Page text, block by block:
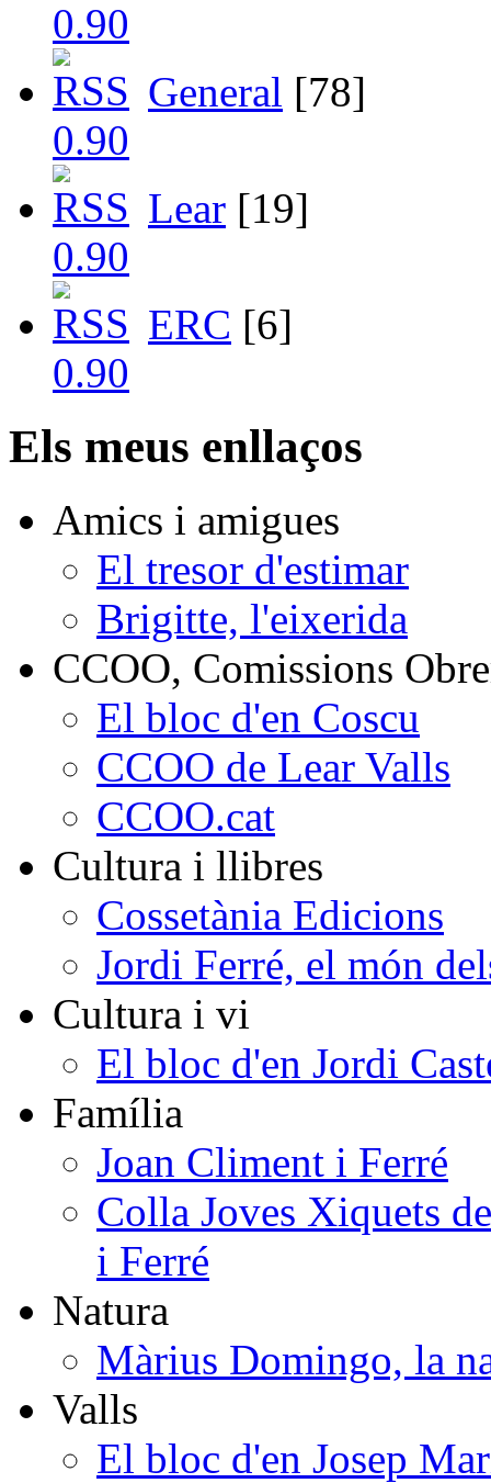
General [78]
Lear [19]
ERC [6]
Els meus enllaços
Amics i amigues
El tresor d'estimar
Brigitte, l'eixerida
CCOO, Comissions
El bloc d'en Coscu
CCOO de Lear Valls
CCOO.cat
Cultura i llibres
Cossetània Edicions
Jordi Ferré, el món
Cultura i vi
El bloc d'en Jordi
Família
Joan Climent i Ferré
Colla Joves Xiquets
i Ferré
Natura
Màrius Domingo, la
Valls
El bloc d'en Josep